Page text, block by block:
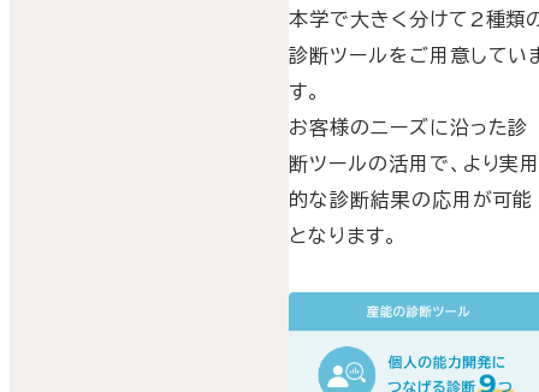
本学で大きく分けて2種類
診断ツールをご用意してい
す。
お客様のニーズに沿った診
断ツールの活用で、より実
的な診断結果の応用が可能
となります。